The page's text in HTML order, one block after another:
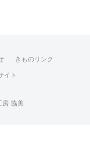
きものリンク
イト
房 協美